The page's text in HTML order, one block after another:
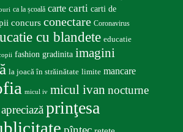
ca la școală carte carti carti de
concurs conectare Coronavirus
cu blandete educatie
fashion gradinita imagini
la joacă în străinătate limite mancare
micul iv micul ivan nocturne
prinţesa